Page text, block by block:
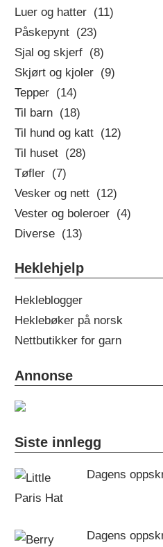
Luer og hatter (11)
Påskepynt (23)
Sjal og skjerf (8)
Skjørt og kjoler (9)
Tepper (14)
Til barn (18)
Til hund og katt (12)
Til huset (28)
Tøfler (7)
Vesker og nett (12)
Vester og boleroer (4)
Diverse (13)
Heklehjelp
Hekleblogger
Heklebøker på norsk
Nettbutikker for garn
Annonse
Siste innlegg
Dagens
Dagens